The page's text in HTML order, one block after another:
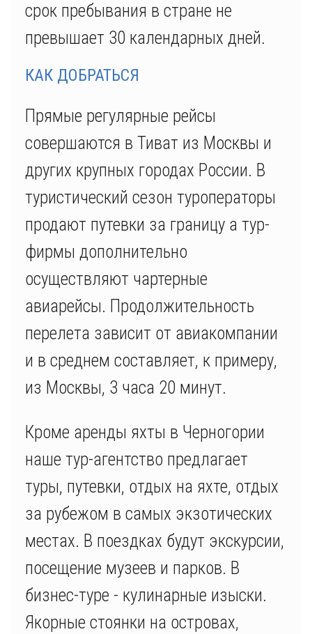
срок пребывания в стране не
превышает 30 календарных дней.
КАК ДОБРАТЬСЯ
Прямые регулярные рейсы
совершаются в Тиват из Москвы и
других крупных городах России. В
туристический сезон туроператоры
продают путевки за границу а тур-
фирмы дополнительно
осуществляют чартерные
авиарейсы. Продолжительность
перелета зависит от авиакомпании
и в среднем составляет, к примеру,
из Москвы, 3 часа 20 минут.
Кроме аренды яхты в Черногории
наше тур-агентство предлагает
туры, путевки, отдых на яхте, отдых
за рубежом в самых экзотических
местах. В поездках будут экскурсии,
посещение музеев и парков. В
бизнес-туре - кулинарные изыски.
Якорные стоянки на островах,